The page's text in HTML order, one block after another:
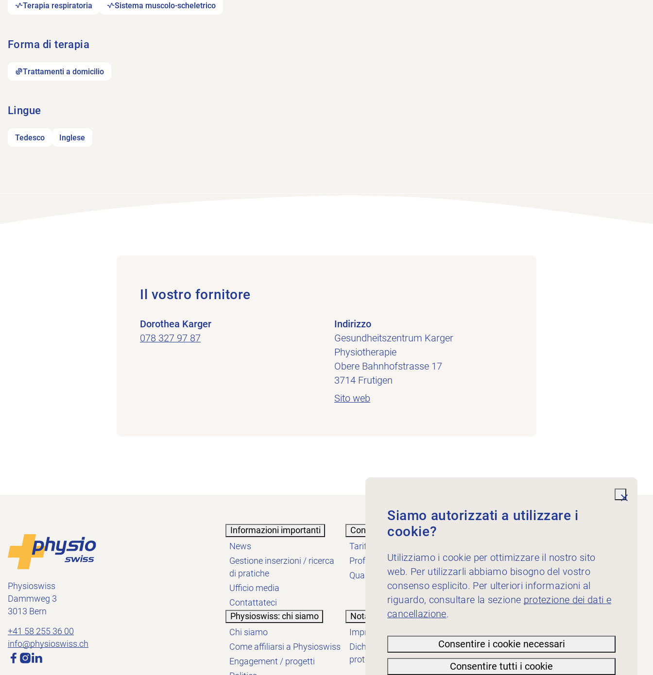
Terapia respiratoria Sistema muscolo-scheletrico
Forma di terapia
Trattamenti a domicilio
Lingue
Tedesco Inglese
Il vostro fornitore
Dorothea Karger
078 327 97 87
Indirizzo
Gesundheitszentrum Karger
Physiotherapie
Obere Bahnhofstrasse 17
3714 Frutigen
Sito web
Piè di pagina
Physioswiss
Dammweg 3
3013 Bern
+41 58 255 36 00
info@physioswiss.ch
Media sociali
Informazioni importanti
News
Gestione inserzioni / ricerca
di pratiche
Ufficio media
Contattateci
Conoscenze
Tariffe
Professione
Qualità
Per gli inserzionisti
Physioswiss: chi siamo
Chi siamo
Come affiliarsi a Physioswiss
Engagement / progetti
Nota informativa
Impressum
Dichiarazione sulla
protezione dei dati
Siamo autorizzati a utilizzare i
cookie?
Utilizziamo i cookie per ottimizzare il nostro sito
web. Per utilizzarli abbiamo bisogno del vostro
consenso esplicito. Per ulteriori informazioni al
riguardo, consultare la sezione protezione dei dati e
cancellazione.
Consentire i cookie necessari
Consentire tutti i cookie